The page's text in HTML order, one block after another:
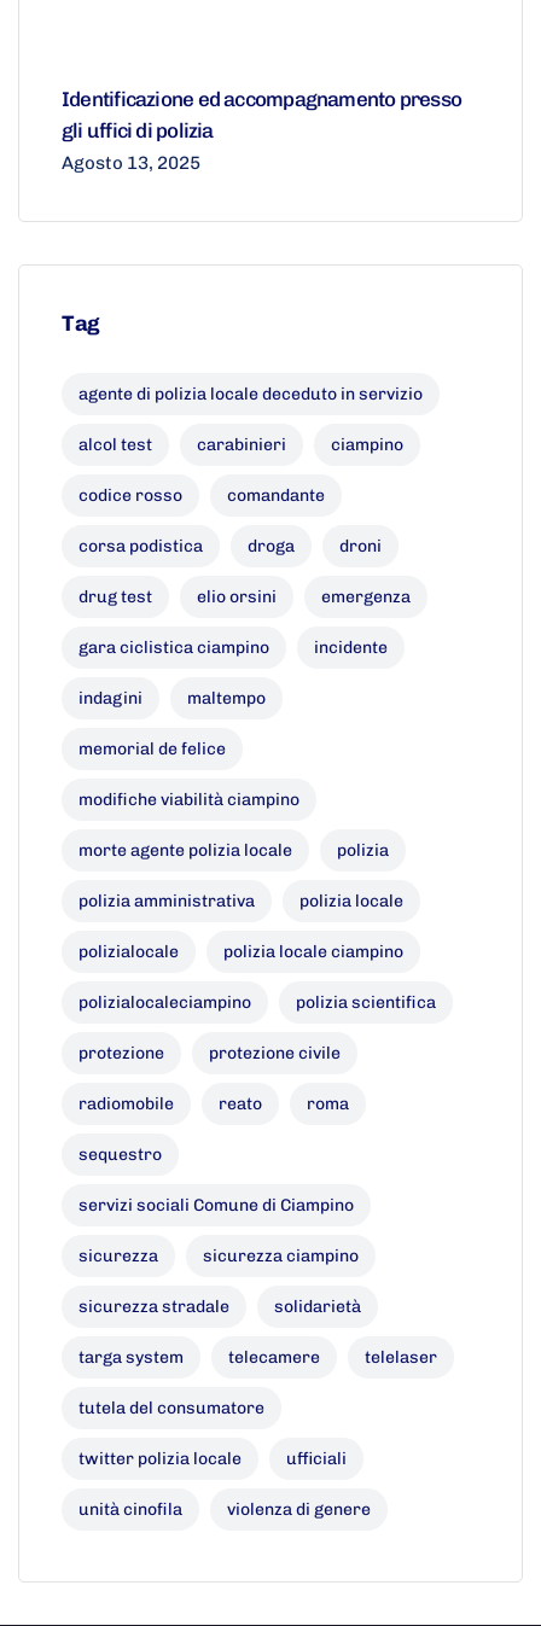
Identificazione ed accompagnamento presso
gli uffici di polizia
Agosto 13, 2025
Tag
agente di polizia locale deceduto in servizio
alcol test carabinieri ciampino
codice rosso comandante
corsa podistica droga droni
drug test elio orsini emergenza
gara ciclistica ciampino incidente
indagini maltempo
memorial de felice
modifiche viabilità ciampino
morte agente polizia locale polizia
polizia amministrativa polizia locale
polizialocale polizia locale ciampino
polizialocaleciampino polizia scientifica
protezione protezione civile
radiomobile reato roma
sequestro
servizi sociali Comune di Ciampino
sicurezza sicurezza ciampino
sicurezza stradale solidarietà
targa system telecamere telelaser
tutela del consumatore
twitter polizia locale ufficiali
unità cinofila violenza di genere